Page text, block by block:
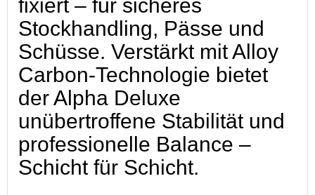
fixiert – für sicheres
Stockhandling, Pässe und
Schüsse. Verstärkt mit Alloy
Carbon-Technologie bietet
der Alpha Deluxe
unübertroffene Stabilität und
professionelle Balance –
Schicht für Schicht.